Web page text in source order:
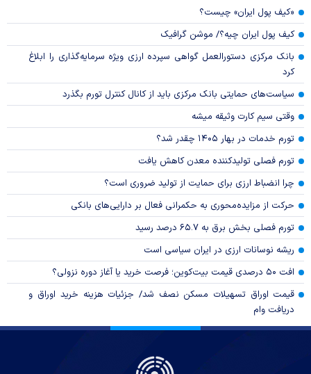
«کیف پول ایران» چیست؟
کیف پول ایران چیه؟/ موشن گرافیک
بانک مرکزی دستورالعمل گواهی سپرده ارزی ویژه سرمایه‌گذاری را ابلاغ
کرد
سیاست‌های حمایتی بانک مرکزی باید از کانال کنترل تورم بگذرد
وقتی سیم کارت وثیقه میشه
تورم خدمات در بهار ۱۴۰۵ چقدر شد؟
تورم فصلی تولیدکننده معدن کاهش یافت
چرا انضباط ارزی برای حمایت از تولید ضروری است؟
حرکت از مزایده‌محوری به حکمرانی فعال بر دارایی‌های بانکی
تورم فصلی بخش برق به ۶۵.۷ درصد رسید
ریشه نوسانات ارزی در ایران سیاسی است
افت ۵۰ درصدی قیمت بیت‌کوین؛ فرصت خرید یا آغاز دوره نزولی؟
قیمت اوراق تسهیلات مسکن نصف شد/ جزئیات هزینه خرید اوراق و
دریافت وام